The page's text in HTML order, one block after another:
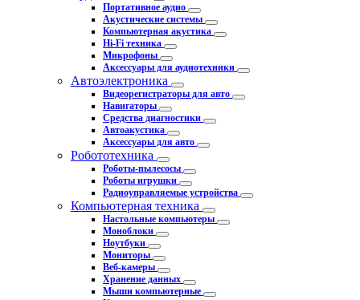
Портативное аудио
Акустические системы
Компьютерная акустика
Hi-Fi техника
Микрофоны
Аксессуары для аудиотехники
Автоэлектроника
Видеорегистраторы для авто
Навигаторы
Средства диагностики
Автоакустика
Аксессуары для авто
Робототехника
Роботы-пылесосы
Роботы игрушки
Радиоуправляемые устройства
Компьютерная техника
Настольные компьютеры
Моноблоки
Ноутбуки
Мониторы
Веб-камеры
Хранение данных
Мыши компьютерные